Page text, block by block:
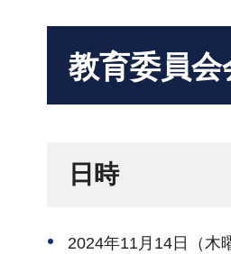
教育委員
日時
2024年11月14日（木